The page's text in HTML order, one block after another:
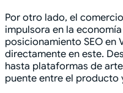
Por otro lado, el
impulsora en la
posicionamiento SEO en
directamente en este.
hasta plataformas de
puente entre el producto